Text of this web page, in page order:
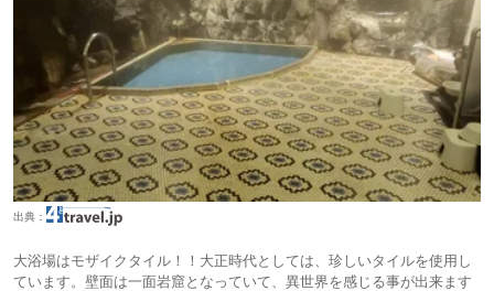
出典：
大浴場はモザイクタイル！！大正時代としては、珍しいタイルを使用し
ています。壁面は一面岩窟となっていて、異世界を感じる事が出来ます